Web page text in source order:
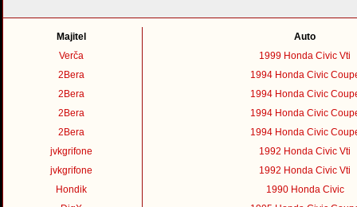
Majitel
Auto
Verča
1999 Honda Civic Vti
2Bera
1994 Honda Civic
2Bera
1994 Honda Civic
2Bera
1994 Honda Civic
2Bera
1994 Honda Civic
jvkgrifone
1992 Honda Civic Vti
jvkgrifone
1992 Honda Civic Vti
Hondik
1990 Honda Civic